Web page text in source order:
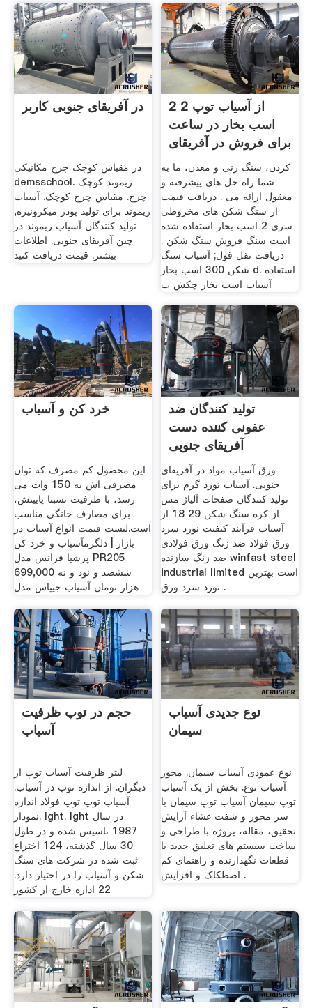
در آفریقای جنوبی کاربر
در مقیاس کوچک چرخ مکانیکی
demsschool. ریموند کوچک
چرخ. مقیاس چرخ کوچک. آسیاب
ریموند برای تولید پودر میکرونیزه,
تولید کنندگان آسیاب ریموند در
چین آفریقای جنوبی. اطلاعات
بیشتر. قیمت دریافت کنید
از آسیاب توپ 2 2
اسب بخار در ساعت
برای فروش در آفریقای
کردن، سنگ زنی و معدن، ما به
شما راه حل های پیشرفته و
معقول ارائه می . دریافت قیمت
از سنگ شکن های مخروطی
سری 2 اسب بخار استفاده شده
است سنگ فروش سنگ شکن .
دریافت نقل قول; آسیاب سنگ
شکن 300 اسب بخار d. استفاده
آسیاب اسب بخار چکش ب
خرد کن و آسیاب
این محصول کم مصرف که توان
مصرفی اش به 150 وات می
رسد، با ظرفیت نسبتا پایینش،
برای مصارف خانگی مناسب
است.لیست قیمت انواع آسیاب در
بازار | دلگرمآسیاب و خرد کن
پرشیا فرانس مدل PR205
699,000 ششصد و نود و نه
هزار تومان آسیاب جیپاس مدل
تولید کنندگان ضد
عفونی کننده دست
آفریقای جنوبی
ورق آسیاب مواد در آفریقای
جنوبی. آسیاب نورد گرم برای
تولید کنندگان صفحات آلیاژ مس
از کره سنگ شکن 29 18 از
آسیاب فرآیند کیفیت نورد سرد
ورق فولاد ضد زنگ ورق فولادی
ضد زنگ سازنده winfast steel
industrial limited است بهترین
نورد سرد ورق .
حجم در توپ ظرفیت
آسیاب
لیتر ظرفیت آسیاب توپ از
دیگران. از اندازه توپ در آسیاب.
آسیاب توپ توپ فولاد اندازه
نمودار. lght. lght در سال
1987 تاسیس شده و در طول
30 سال گذشته، 124 اختراع
ثبت شده در شركت های سنگ
شكن و آسیاب را در اختیار دارد.
22 اداره خارج از کشور
نوع جدیدی آسیاب
سیمان
نوع عمودی آسیاب سیمان. محور
آسیاب نوع. بخش از یک آسیاب
توپ سیمان آسیاب توپ سیمان با
سر محور و شفت غشاء آرایش
تحقیق، مقاله، پروژه با طراحی و
ساخت سیستم های تعلیق جدید با
قطعات نگهدارنده و راهنمای کم
اصطکاک و افزایش .